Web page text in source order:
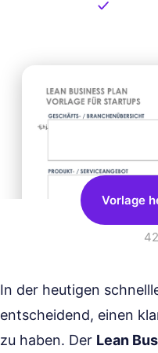
Vorlage
In der heutigen
entscheidend, einen
zu haben. Der Lean